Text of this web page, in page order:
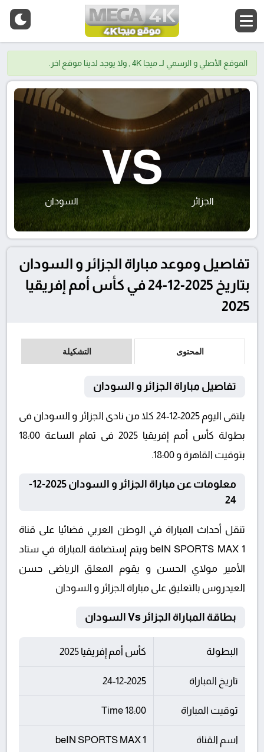
الموقع الأصلي و الرسمي لــ ميجا 4K , ولا يوجد لدينا موقع اخر.
الجزائر
VS
السودان
تفاصيل وموعد مباراة الجزائر و السودان
بتاريخ 2025-12-24 في كأس أمم إفريقيا
2025
المحتوى التشكيلة
تفاصيل مباراة الجزائر و السودان
يلتقى اليوم 2025-12-24 كلا من نادى الجزائر و السودان فى
بطولة كأس أمم إفريقيا 2025 فى تمام الساعة 18:00
بتوقيت القاهرة و 18:00.
معلومات عن مباراة الجزائر و السودان 2025-12-
24
تنقل أحداث المباراة في الوطن العربي فضائيا على قناة
beIN SPORTS MAX 1 ويتم إستضافة المباراة في ستاد
الأمير مولاي الحسن و يقوم المعلق الرياضى حسن
العيدروس بالتعليق على مباراة الجزائر و السودان
بطاقة المباراة الجزائر Vs السودان
البطولة كأس أمم إفريقيا 2025
تاريخ المباراة 24-12-2025
توقيت المباراة 18:00 Time
اسم القناة beIN SPORTS MAX 1